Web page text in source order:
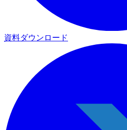
資料ダウンロード